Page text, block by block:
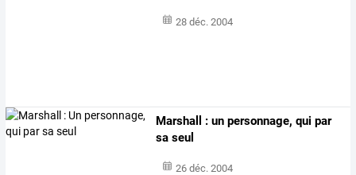
28 déc. 2004
Marshall : un personnage, qui par
sa seul
26 déc. 2004